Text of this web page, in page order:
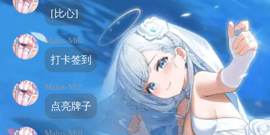
[比心]
Malus-Mill
打卡签到
Malus-Mill
点亮牌子